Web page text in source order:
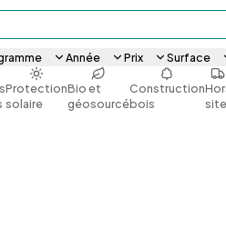
Année Prix Surface
Protection
solaire
Bio et
géosourcé
Construction
bois
site